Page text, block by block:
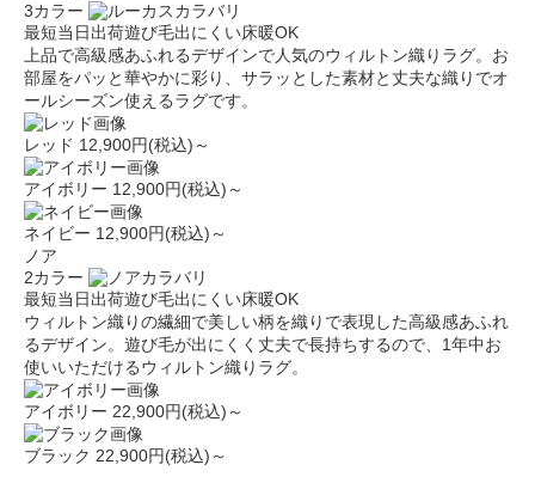
3カラー
最短当日出荷遊び毛出にくい床暖OK
上品で高級感あふれるデザインで人気のウィルトン織りラグ。お
部屋をパッと華やかに彩り、サラッとした素材と丈夫な織りでオ
ールシーズン使えるラグです。
レッド 12,900円(税込)～
アイボリー 12,900円(税込)～
ネイビー 12,900円(税込)～
ノア
2カラー
最短当日出荷遊び毛出にくい床暖OK
ウィルトン織りの繊細で美しい柄を織りで表現した高級感あふれ
るデザイン。遊び毛が出にくく丈夫で長持ちするので、1年中お
使いいただけるウィルトン織りラグ。
アイボリー 22,900円(税込)～
ブラック 22,900円(税込)～